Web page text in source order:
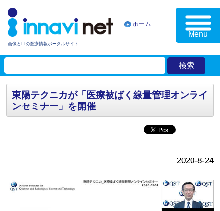
画像とITの医療情報ポータルサイト
ホーム
Menu
東陽テクニカが「医療被ばく線量管理オンライ
ンセミナー」を開催
2020-8-24